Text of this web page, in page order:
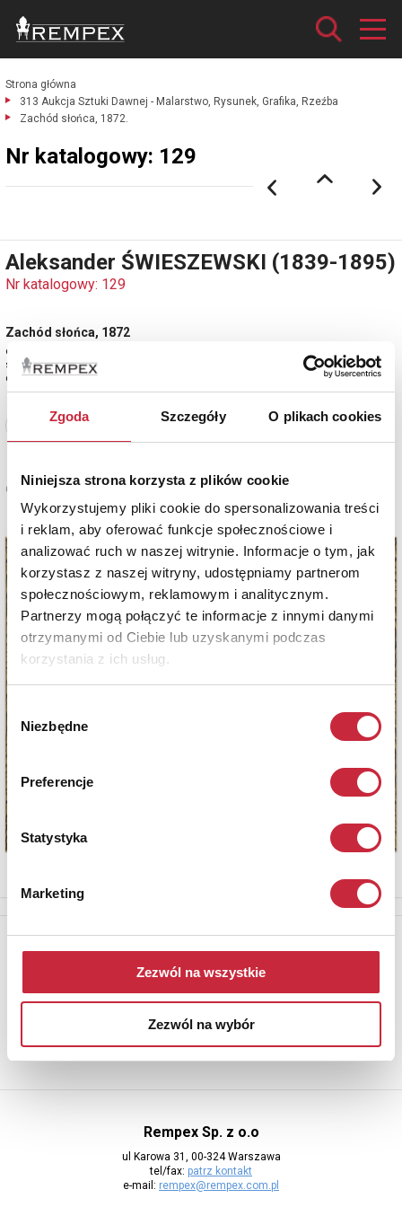
Zgoda Szczegóły O plikach cookies
Niniejsza strona korzysta z plików cookie
Wykorzystujemy pliki cookie do spersonalizowania treści
i reklam, aby oferować funkcje społecznościowe i
analizować ruch w naszej witrynie. Informacje o tym, jak
korzystasz z naszej witryny, udostępniamy partnerom
społecznościowym, reklamowym i analitycznym.
Partnerzy mogą połączyć te informacje z innymi danymi
otrzymanymi od Ciebie lub uzyskanymi podczas
korzystania z ich usług.
Wybór
zgody
Niezbędne
Preferencje
Statystyka
Marketing
Zezwól na wszystkie
Zezwól na wybór
Strona główna
313 Aukcja Sztuki Dawnej - Malarstwo, Rysunek, Grafika, Rzeźba
Zachód słońca, 1872.
Nr katalogowy: 129
Aleksander ŚWIESZEWSKI (1839-1895)
Nr katalogowy: 129
Zachód słońca, 1872
olej, deska; 16 x 22 cm;
sygn. i dat. l. d.: A. Świeszewski 1872
estymacja: 12 000 - 14 000 zł
Zobacz pełne informacje
Cena sprzedaży
12 500 zł
Newsletter
Aby otrzymywać informacje o nowych aukcjach, prosimy podać
Rempex Sp. z o.o
ul Karowa 31, 00-324 Warszawa
tel/fax: patrz kontakt
e-mail: rempex@rempex.com.pl